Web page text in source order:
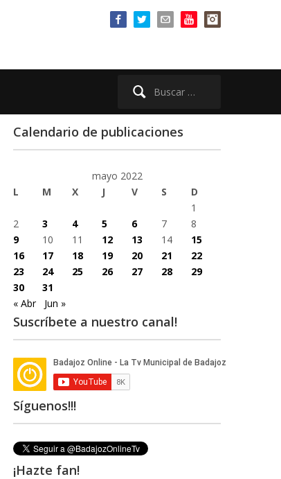
Buscar:
Calendario de publicaciones
mayo 2022
L
M X J V S
D
1
2
3 4 5 6 7
8
9
10 11 12 13 14
15
16
17 18 19 20 21
22
23
24 25 26 27 28
29
30
31
« Abr
Jun »
Suscríbete a nuestro canal!
Síguenos!!!
¡Hazte fan!